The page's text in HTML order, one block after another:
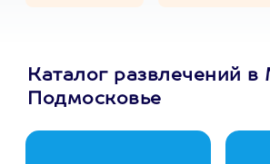
Каталог развлечений в
Подмосковье